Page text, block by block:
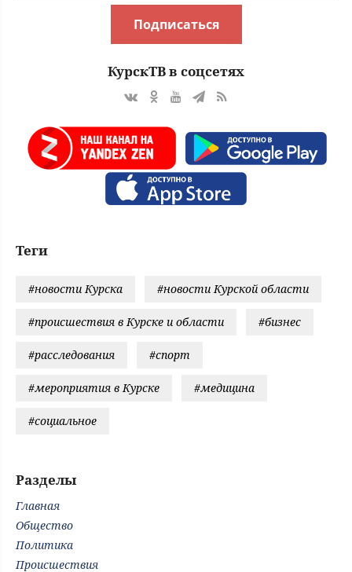
Подписаться
КурскТВ в соцсетях
Теги
#новости Курска #новости Курской области
#происшествия в Курске и области #бизнес
#расследования #спорт
#мероприятия в Курске #медицина
#социальное
Разделы
Главная
Общество
Политика
Происшествия